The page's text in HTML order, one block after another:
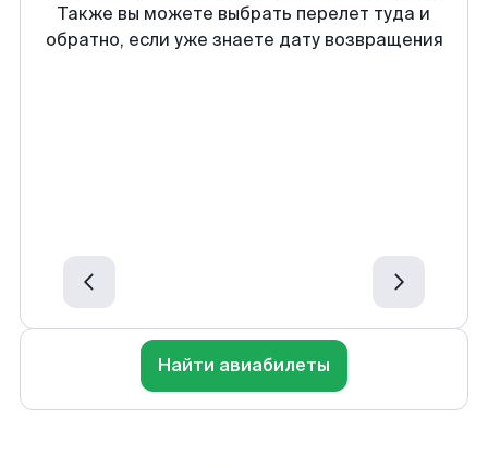
Также вы можете выбрать перелет туда и
обратно, если уже знаете дату возвращения
Найти авиабилеты